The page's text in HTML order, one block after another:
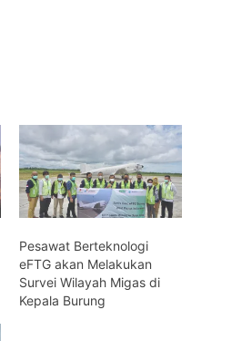
Pesawat Berteknologi
eFTG akan Melakukan
Survei Wilayah Migas di
Kepala Burung